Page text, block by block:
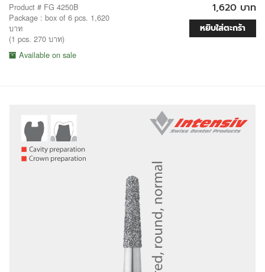
Product # FG 4250B
Package : box of 6 pcs. 1,620
บาท
(1 pcs. 270 บาท)
Available on sale
1,620 บาท
หยิบใส่ตะกร้า